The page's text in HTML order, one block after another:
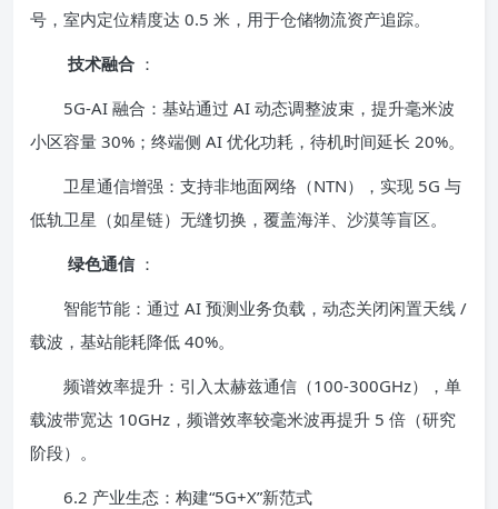
号，室内定位精度达 0.5 米，用于仓储物流资产追踪。
技术融合 ：
5G-AI 融合：基站通过 AI 动态调整波束，提升毫米波
小区容量 30%；终端侧 AI 优化功耗，待机时间延长 20%。
卫星通信增强：支持非地面网络（NTN），实现 5G 与
低轨卫星（如星链）无缝切换，覆盖海洋、沙漠等盲区。
绿色通信 ：
智能节能：通过 AI 预测业务负载，动态关闭闲置天线 /
载波，基站能耗降低 40%。
频谱效率提升：引入太赫兹通信（100-300GHz），单
载波带宽达 10GHz，频谱效率较毫米波再提升 5 倍（研究
阶段）。
6.2 产业生态：构建“5G+X”新范式